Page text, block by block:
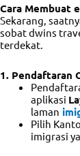
Cara Membuat
Sekarang,
sobat dwins
terdekat.
1. Pendaftaran
aplikasi
laman
Pilih
imigrasi